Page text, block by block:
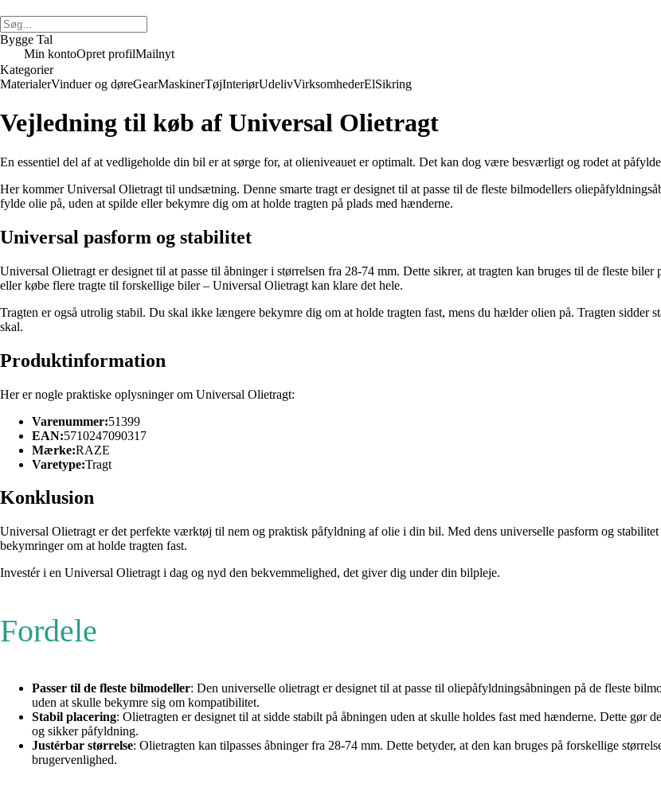
Bygge Tal
Min kontoOpret profilMailnyt
Kategorier
MaterialerVinduer og døreGearMaskinerTøjInteriørUdelivVirksomhederElSikring
Vejledning til køb af Universal Olietragt
En essentiel del af at vedligeholde din bil er at sørge for, at olieniveauet er optimalt. Det kan dog være besværligt og rodet at
Her kommer Universal Olietragt til undsætning. Denne smarte tragt er designet til at passe til de fleste bilmodellers
fylde olie på, uden at spilde eller bekymre dig om at holde tragten på plads med hænderne.
Universal pasform og stabilitet
Universal Olietragt er designet til at passe til åbninger i størrelsen fra 28-74 mm. Dette sikrer, at tragten kan bruges til de fleste
eller købe flere tragte til forskellige biler – Universal Olietragt kan klare det hele.
Tragten er også utrolig stabil. Du skal ikke længere bekymre dig om at holde tragten fast, mens du hælder olien på. Tragten sidder
skal.
Produktinformation
Her er nogle praktiske oplysninger om Universal Olietragt:
Varenummer:51399
EAN:5710247090317
Mærke:RAZE
Varetype:Tragt
Konklusion
Universal Olietragt er det perfekte værktøj til nem og praktisk påfyldning af olie i din bil. Med dens universelle pasform og
bekymringer om at holde tragten fast.
Investér i en Universal Olietragt i dag og nyd den bekvemmelighed, det giver dig under din bilpleje.
Fordele
Passer til de fleste bilmodeller: Den universelle olietragt er designet til at passe til oliepåfyldningsåbningen på de fleste
uden at skulle bekymre sig om kompatibilitet.
Stabil placering: Olietragten er designet til at sidde stabilt på åbningen uden at skulle holdes fast med hænderne. Dette
og sikker påfyldning.
Justérbar størrelse: Olietragten kan tilpasses åbninger fra 28-74 mm. Dette betyder, at den kan bruges på forskellige
brugervenlighed.